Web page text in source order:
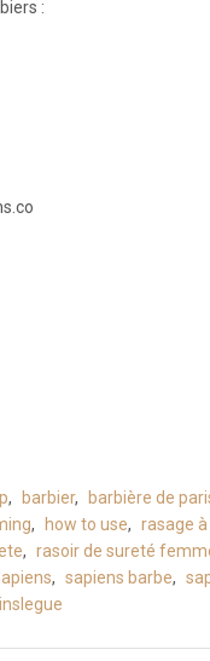
:
, barbier, barbière de
, how to use, rasage
, rasoir de sureté
, sapiens barbe,